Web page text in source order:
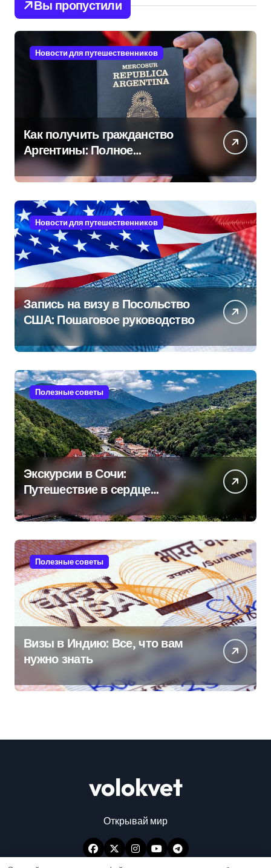
Вы пропустили
Новости для путешественников
Как получить гражданство
Аргентины: Полное
руководство
Новости для путешественников
Запись на визу в Посольство
США: Пошаговое руководство
Полезные советы
Экскурсии в Сочи:
Путешествие в сердце
Черноморского курорта
Полезные советы
Визы в Индию: Все, что вам
нужно знать
volokvet
Открывай мир